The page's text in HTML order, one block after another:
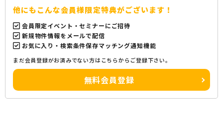
他にもこんな会員様限定特典がございます！
会員限定イベント・セミナーにご招待
新規物件情報をメールで配信
お気に入り・検索条件保存マッチング通知機能
まだ会員登録がお済みでない方はこちらからご登録下さい。
無料会員登録